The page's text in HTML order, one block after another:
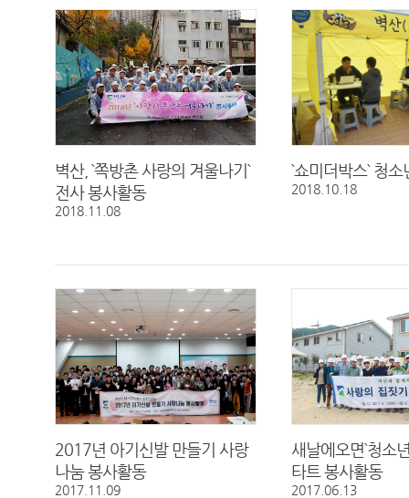
벽산, `쪽방촌 사랑의 겨울나기`
전사 봉사활동
2018.11.08
`쇼미더박스` 청
2018.10.18
2017년 아기신발 만들기 사랑
나눔 봉사활동
2017.11.09
새날에오면`청소
타트 봉사활동
2017.06.13